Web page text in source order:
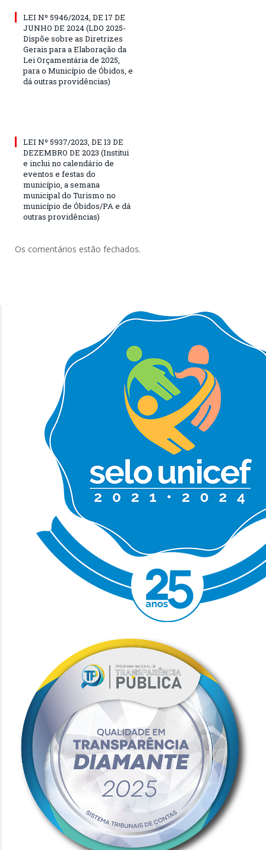
LEI Nº 5946/2024, DE 17 DE
JUNHO DE 2024 (LDO 2025-
Dispõe sobre as Diretrizes
Gerais para a Elaboração da
Lei Orçamentária de 2025,
para o Município de Óbidos, e
dá outras providências)
LEI Nº 5937/2023, DE 13 DE
DEZEMBRO DE 2023 (Institui
e inclui no calendário de
eventos e festas do
município, a semana
municipal do Turismo no
município de Óbidos/PA e dá
outras providências)
Os comentários estão fechados.